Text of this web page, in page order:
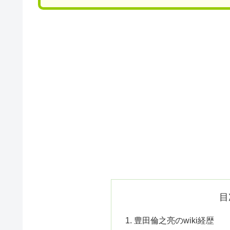
豊田倫之亮のwiki経歴